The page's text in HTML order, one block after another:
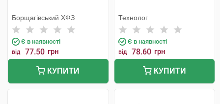
Борщагівський ХФЗ
Є в наявності
від 77.50 грн
КУПИТИ
Технолог
Є в наявності
від 78.60 грн
КУПИТИ